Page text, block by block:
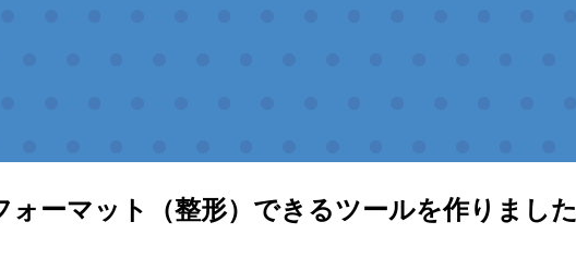
ーマット（整形）できるツールを作りました